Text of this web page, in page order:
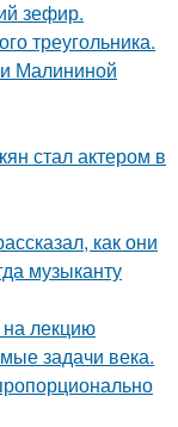
зефир.
треугольника.
Малининой
стал актером в
как они
музыканту
лекцию
задачи века.